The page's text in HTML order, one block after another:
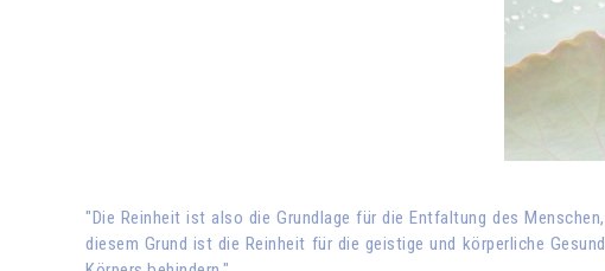
"Die Reinheit ist also die Grundlage für die Entfaltung des
diesem Grund ist die Reinheit für die geistige und körperliche